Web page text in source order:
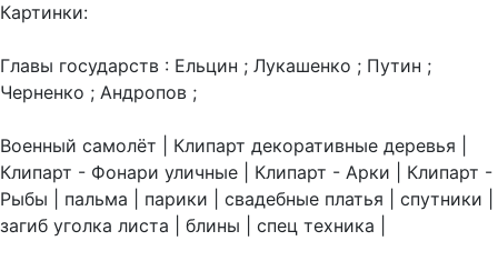
Картинки:
Главы государств : Ельцин ; Лукашенко ; Путин ;
Черненко ; Андропов ;
Военный самолёт | Клипарт декоративные деревья |
Клипарт - Фонари уличные | Клипарт - Арки | Клипарт -
Рыбы | пальма | парики | свадебные платья | спутники |
загиб уголка листа | блины | спец техника |